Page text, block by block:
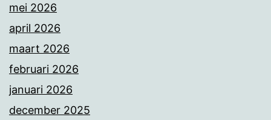
mei 2026
april 2026
maart 2026
februari 2026
januari 2026
december 2025